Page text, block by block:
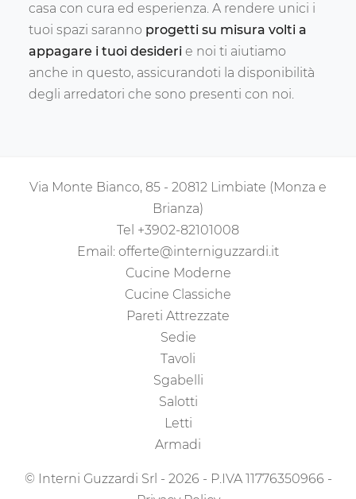
casa con cura ed esperienza. A rendere unici i
tuoi spazi saranno progetti su misura volti a
appagare i tuoi desideri e noi ti aiutiamo
anche in questo, assicurandoti la disponibilità
degli arredatori che sono presenti con noi.
Via Monte Bianco, 85 - 20812 Limbiate (Monza e
Brianza)
Tel +3902-82101008
Email: offerte@interniguzzardi.it
Cucine Moderne
Cucine Classiche
Pareti Attrezzate
Sedie
Tavoli
Sgabelli
Salotti
Letti
Armadi
© Interni Guzzardi Srl - 2026 - P.IVA 11776350966 -